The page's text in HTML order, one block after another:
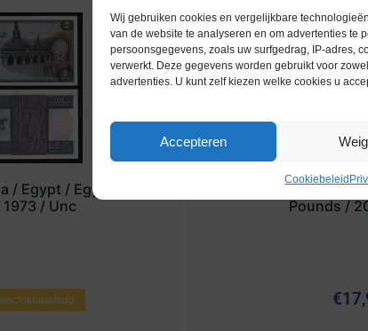
Wij gebruiken cookies en vergelijkbare
van de website te analyseren en om advertenties te
persoonsgegevens, zoals uw surfgedrag, IP-adres,
verwerkt. Deze gegevens worden gebruikt voor
advertenties. U kunt zelf kiezen welke cookies u
Accepteren
Cookiebeleid
/ Egypt / Egypte / 5
/ Unc
bankbiljetten / 066d
Pounds /
€